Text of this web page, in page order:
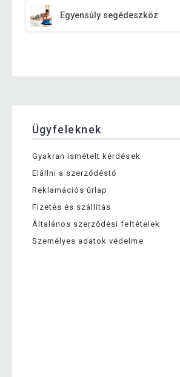
Egyensúly segédeszköz
Ügyfeleknek
Gyakran ismételt kérdések
Elállni a szerződéstő
Reklamációs űrlap
Fizetés és szállítás
Általános szerződési feltételek
Személyes adatok védelme